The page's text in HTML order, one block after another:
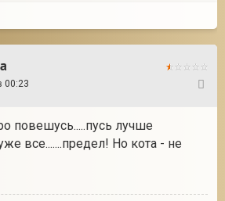
00:23
повешусь.....пусь лучше
все.......предел! Но кота - не